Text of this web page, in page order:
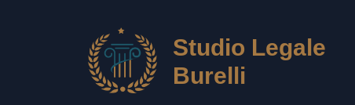
Studio Legale
Burelli